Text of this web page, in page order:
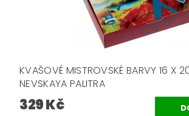
KVAŠOVÉ MISTROVSKÉ BARVY 16 X
NEVSKAYA PALITRA
329 Kč